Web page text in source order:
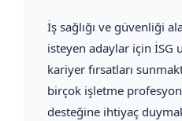
İş sağlığı ve güvenliği
isteyen adaylar için İSG
kariyer fırsatları
birçok işletme
desteğine ihtiyaç